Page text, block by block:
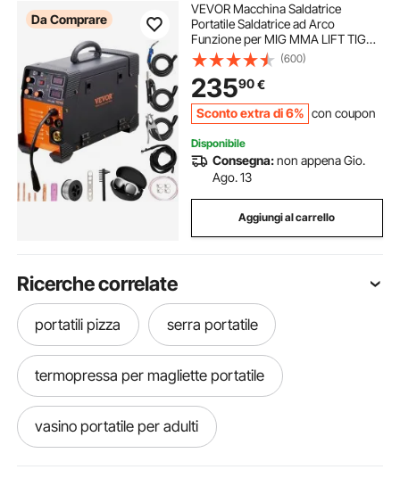
Da Comprare
VEVOR Macchina Saldatrice
Portatile Saldatrice ad Arco
Funzione per MIG MMA LIFT TIG
Corrente tra 50-250 A, Saldatrice
Portatile Spessore del Filo,
Saldatrice ad Arco Portatile 8,4kg
(600)
23590€
Sconto extra di 6% con coupon
Disponibile
Consegna:non appena Gio.
Ago. 13
Aggiungi al carrello
Ricerche correlate
portatili pizza serra portatile
termopressa per magliette portatile
vasino portatile per adulti